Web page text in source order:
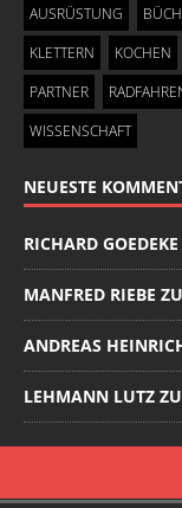
AUSRÜSTUNG
KLETTERN
KOCHEN
PARTNER
WISSENSCHAFT
NEUESTE
RICHARD
MANFRED RIEBE ZU
ANDREAS
LEHMANN LUTZ ZU